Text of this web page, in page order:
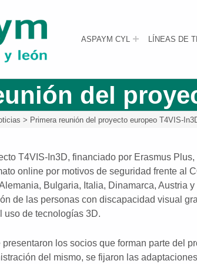
ASPAYM Castilla y León
ASPAYM CYL LÍNEAS DE
del
> Primera reunión del proyecto europeo T4VIS-
T4VIS-In3D, financiado por Erasmus
online por motivos de seguridad frente al
Bulgaria, Italia, Dinamarca, Austria
de las personas con discapacidad visual
uso de tecnologías 3D.
los socios que forman parte del
del mismo, se fijaron las